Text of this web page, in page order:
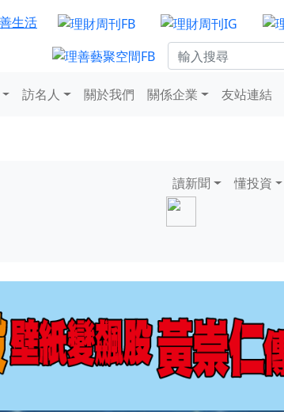
訪名人 關於我們 關係企業 友站連結
讀新聞 懂投資